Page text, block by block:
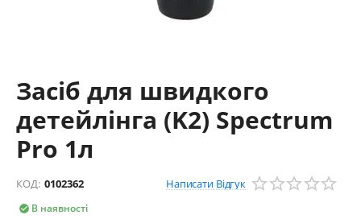
Засіб для швидкого
детейлінга (K2) Spectrum
Pro 1л
КОД: 0102362 Написати Відгук
В наявності
